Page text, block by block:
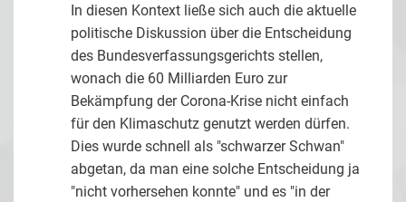
In diesen Kontext ließe sich auch die aktuelle
politische Diskussion über die Entscheidung
des Bundesverfassungsgerichts stellen,
wonach die 60 Milliarden Euro zur
Bekämpfung der Corona-Krise nicht einfach
für den Klimaschutz genutzt werden dürfen.
Dies wurde schnell als "schwarzer Schwan"
abgetan, da man eine solche Entscheidung ja
"nicht vorhersehen konnte" und es "in der